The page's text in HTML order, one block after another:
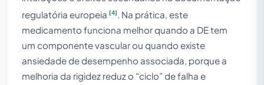
regulatória europeia [4]. Na prática, este
medicamento funciona melhor quando a DE tem
um componente vascular ou quando existe
ansiedade de desempenho associada, porque a
melhoria da rigidez reduz o “ciclo” de falha e